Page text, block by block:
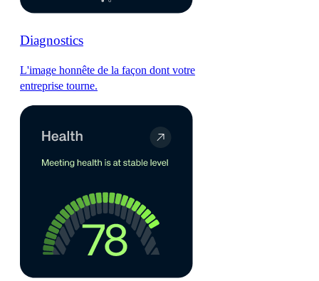
Diagnostics
L'image honnête de la façon dont votre
entreprise tourne.